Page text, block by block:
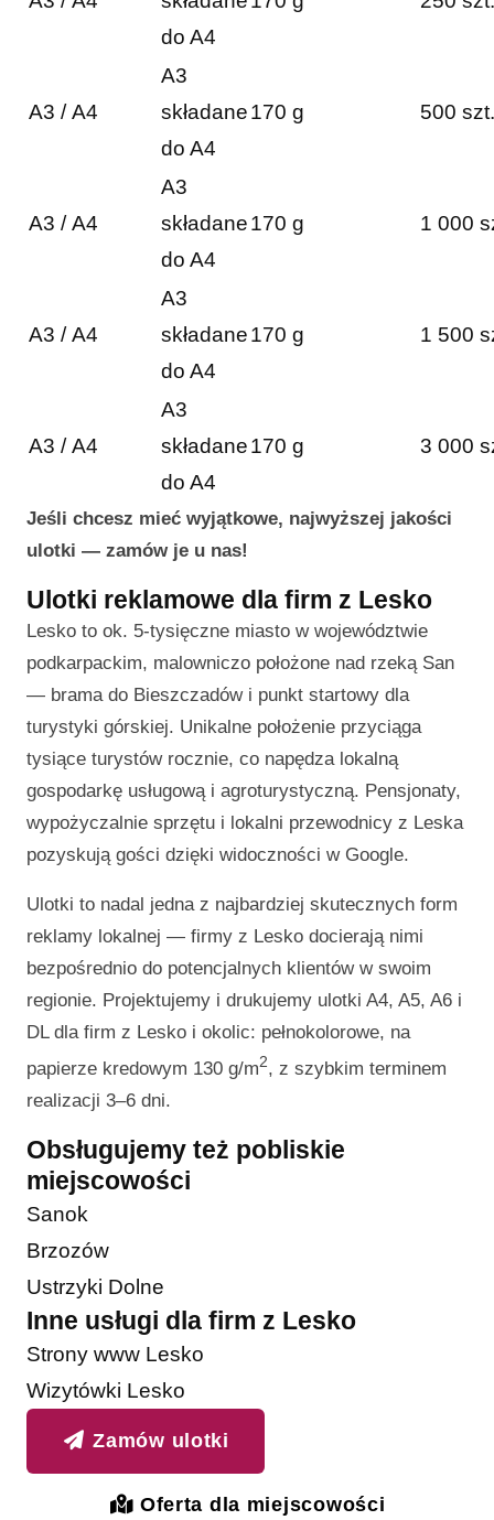
do A4
A3 / A4
A3
składane
do A4
170 g 500 szt.
A3 / A4
A3
składane
do A4
170 g 1 000
A3 / A4
A3
składane
do A4
170 g 1 500
A3 / A4
A3
składane
do A4
170 g 3 000
Jeśli chcesz mieć wyjątkowe, najwyższej jakości
ulotki — zamów je u nas!
Ulotki reklamowe dla firm z Lesko
Lesko to ok. 5-tysięczne miasto w województwie
podkarpackim, malowniczo położone nad rzeką San
— brama do Bieszczadów i punkt startowy dla
turystyki górskiej. Unikalne położenie przyciąga
tysiące turystów rocznie, co napędza lokalną
gospodarkę usługową i agroturystyczną. Pensjonaty,
wypożyczalnie sprzętu i lokalni przewodnicy z Leska
pozyskują gości dzięki widoczności w Google.
Ulotki to nadal jedna z najbardziej skutecznych form
reklamy lokalnej — firmy z Lesko docierają nimi
bezpośrednio do potencjalnych klientów w swoim
regionie. Projektujemy i drukujemy ulotki A4, A5, A6 i
DL dla firm z Lesko i okolic: pełnokolorowe, na
papierze kredowym 130 g/m2, z szybkim terminem
realizacji 3–6 dni.
Obsługujemy też pobliskie
miejscowości
Sanok
Brzozów
Ustrzyki Dolne
Inne usługi dla firm z Lesko
Strony www Lesko
Wizytówki Lesko
Zamów ulotki
Oferta dla miejscowości